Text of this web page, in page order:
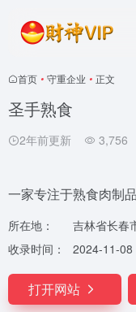
首页 • 守重企业 • 正文
圣手熟食
2年前更新 3,756
一家专注于熟食肉制
所在地：
吉林省长春
收录时间：
2024-11-08
打开网站